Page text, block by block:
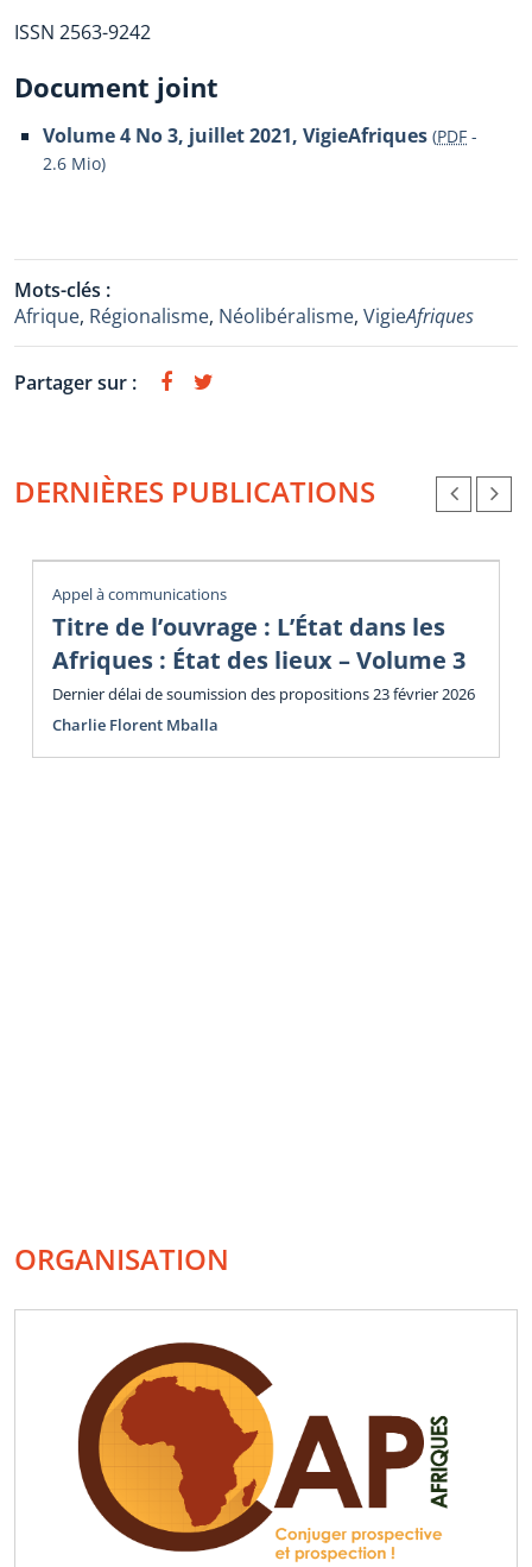
ISSN 2563-9242
Document joint
Volume 4 No 3, juillet 2021, VigieAfriques (PDF -
2.6 Mio)
Mots-clés :
Afrique, Régionalisme, Néolibéralisme, VigieAfriques
Partager sur :
DERNIÈRES PUBLICATIONS
Appel à communications
Titre de l’ouvrage : L’État dans les
Afriques : État des lieux – Volume 3
Dernier délai de soumission des propositions 23 février 2026
Charlie Florent Mballa
ORGANISATION